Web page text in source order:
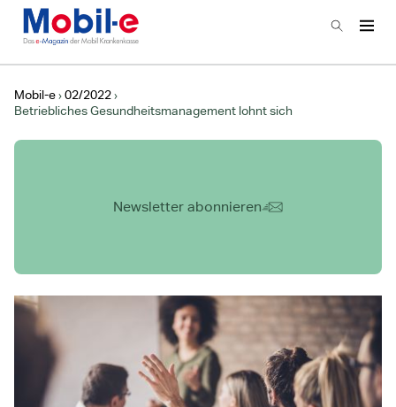
Hauptnavigation
Suchen
Mobil-e
02/2022
Betriebliches Gesundheitsmanagement lohnt sich
Newsletter abonnieren